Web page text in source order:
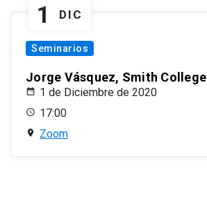
1 DIC
Seminarios
Jorge Vásquez, Smith College
1 de Diciembre de 2020
17:00
Zoom